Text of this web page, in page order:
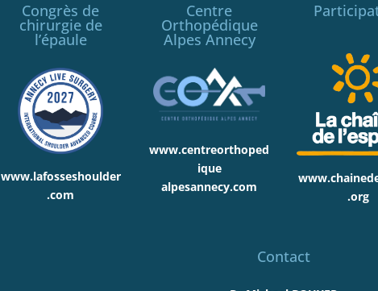
Congrès de
chirurgie de
l’épaule
www.lafosseshoulder
.com
Centre
Orthopédique
Alpes Annecy
www.centreorthoped
ique
alpesannecy.com
.org
Contact